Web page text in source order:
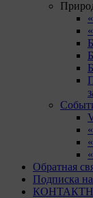
Обратная
Подписка на